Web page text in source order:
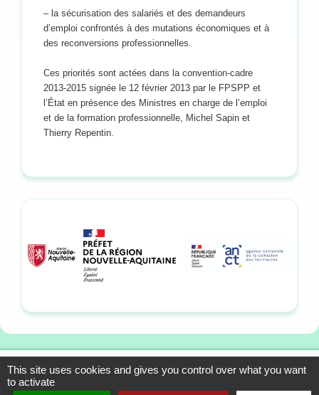
– la sécurisation des salariés et des demandeurs
d’emploi confrontés à des mutations économiques et à
des reconversions professionnelles.
Ces priorités sont actées dans la convention-cadre
2013-2015 signée le 12 février 2013 par le FPSPP et
l’État en présence des Ministres en charge de l’emploi
et de la formation professionnelle, Michel Sapin et
Thierry Repentin.
13-15 allée du Colonel
Fabien, 33310 Lormont
Mentions légales
Plan du site
This site uses cookies and gives you control over what you want
to activate